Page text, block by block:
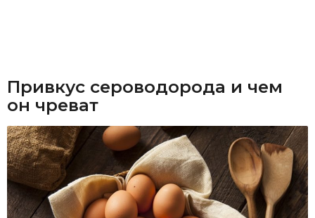
Привкус сероводорода и чем
он чреват